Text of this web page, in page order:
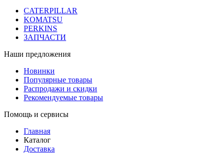
CATERPILLAR
KOMATSU
PERKINS
ЗАПЧАСТИ
Наши предложения
Новинки
Популярные товары
Распродажи и скидки
Рекомендуемые товары
Помощь и сервисы
Главная
Каталог
Доставка